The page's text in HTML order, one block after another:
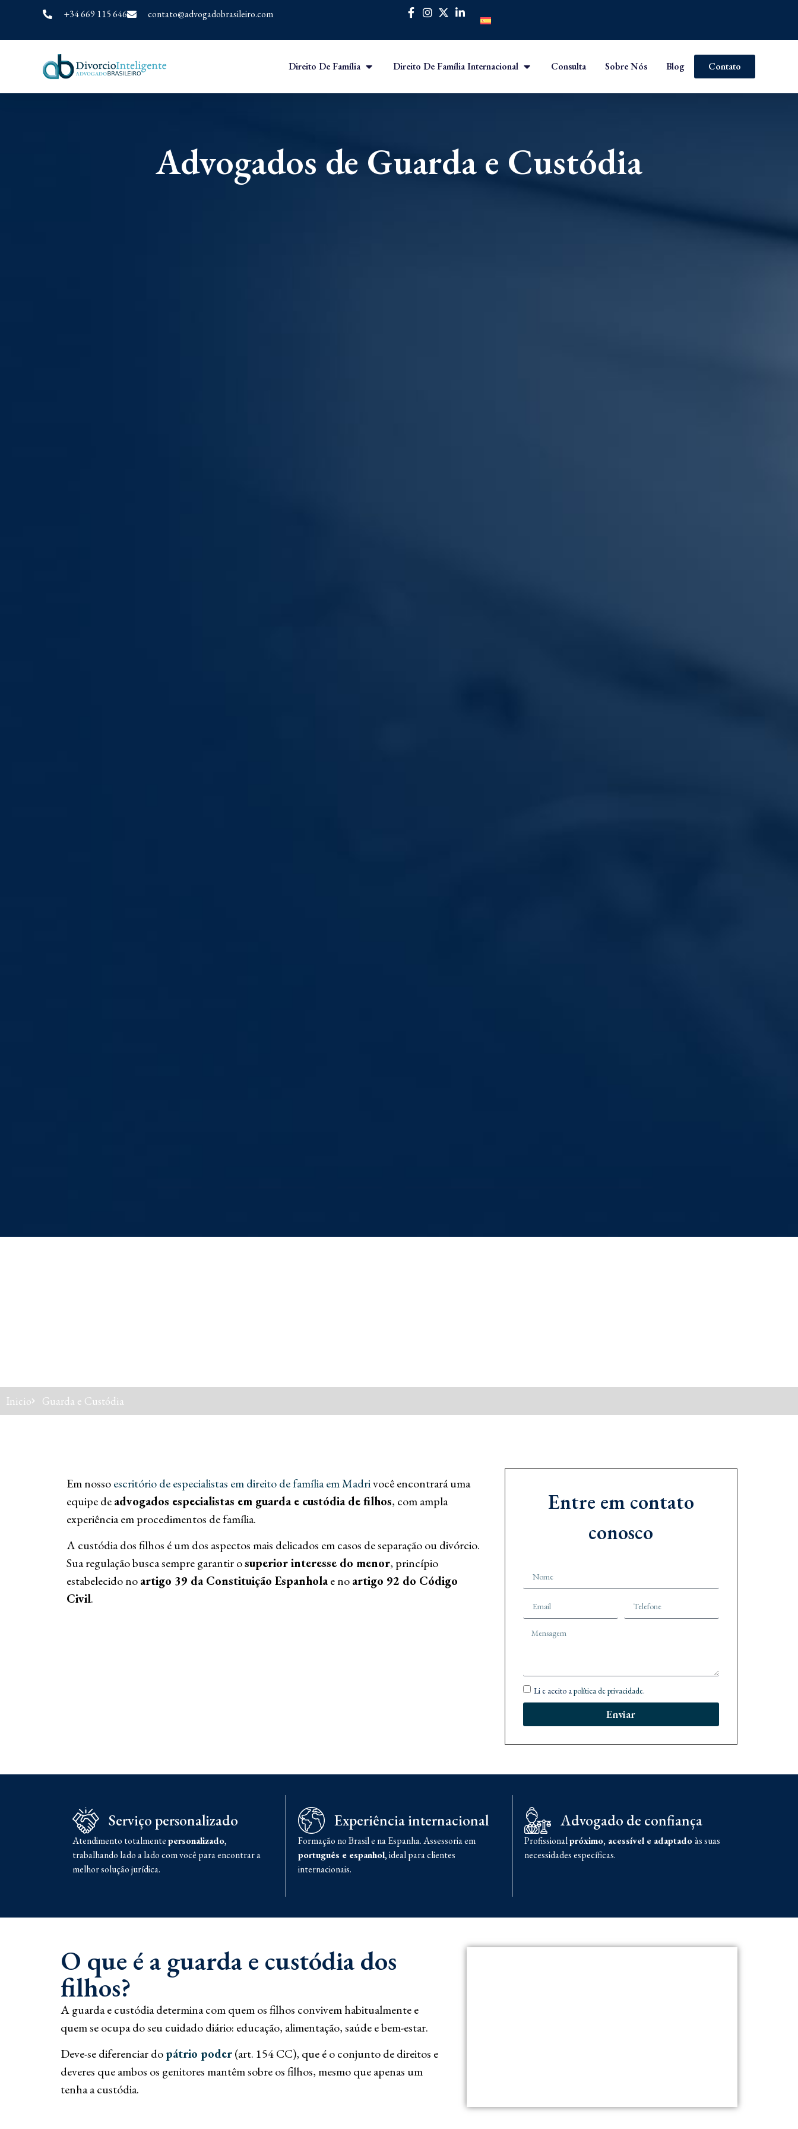
+34 669 115 646 contato@advogadobrasileiro.com
Direito De Família Direito De Família Internacional Consulta Sobre Nós Blog Contato
Advogados de Guarda e Custódia
Inicio Guarda e Custódia
Em nossoescritório de especialistas em direito de família em Madrivocê encontrará uma
equipe deadvogados especialistas em guarda e custódia de filhos, com ampla
experiência em procedimentos de família.
A custódia dos filhos é um dos aspectos mais delicados em casos de separação ou divórcio.
Sua regulação busca sempre garantir osuperior interesse do menor, princípio
estabelecido noartigo 39 da Constituição Espanholae noartigo 92 do Código
Civil.
Entre em contato
conosco
Li e aceito a política de privacidade.
Enviar
Serviço personalizado
Atendimento totalmentepersonalizado,
trabalhando lado a lado com você para encontrar a
melhor solução jurídica.
Experiência internacional
Formação no Brasil e na Espanha. Assessoria em
português e espanhol, ideal para clientes
internacionais.
Advogado de confiança
Profissionalpróximo, acessível e adaptadoàs suas
necessidades específicas.
O que é a guarda e custódia dos
filhos?
A guarda e custódia determina com quem os filhos convivem habitualmente e
quem se ocupa do seu cuidado diário: educação, alimentação, saúde e bem-estar.
Deve-se diferenciar dopátrio poder(art. 154 CC), que é o conjunto de direitos e
deveres que ambos os genitores mantêm sobre os filhos, mesmo que apenas um
tenha a custódia.